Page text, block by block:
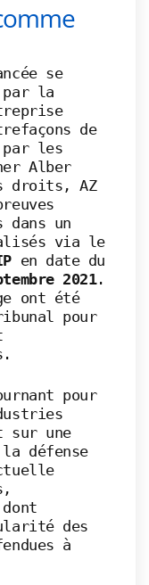
se
la
de
les
Alber
droits, AZ
dans un
via le
en date du
2021.
ont été
pour
pour
sur une
défense
des
à